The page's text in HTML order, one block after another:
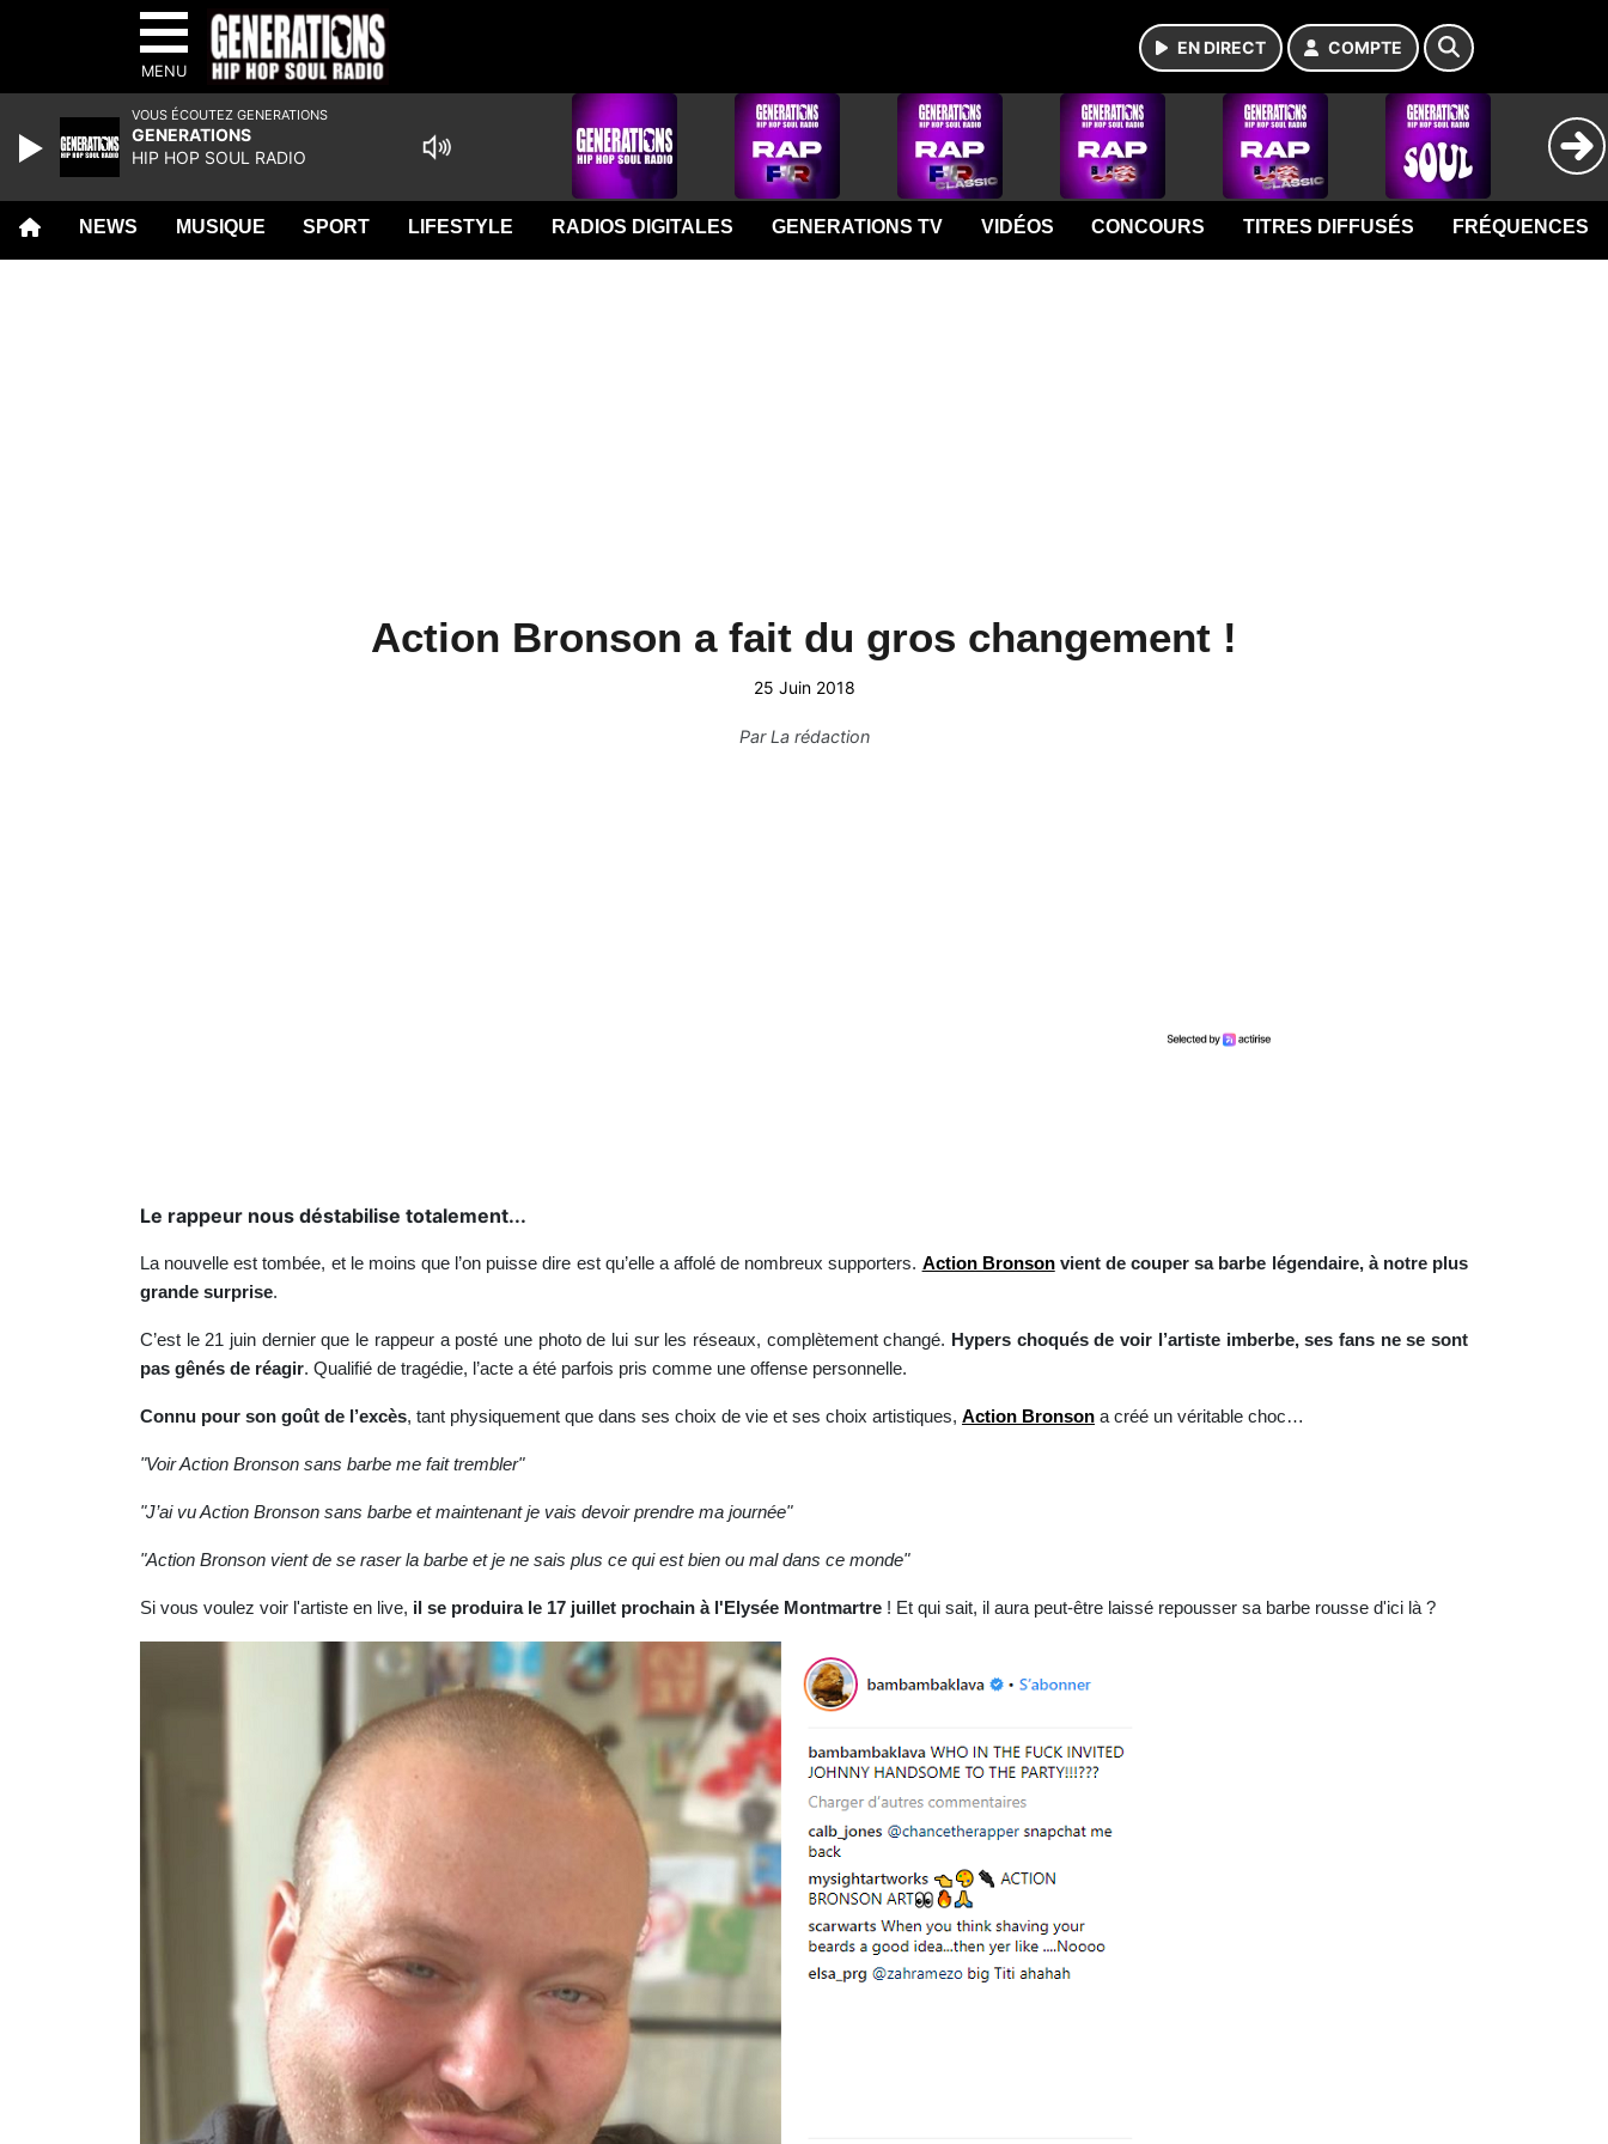
MENU
EN DIRECT COMPTE
NEWS MUSIQUE SPORT LIFESTYLE RADIOS DIGITALES GENERATIONS TV VIDÉOS CONCOURS TITRES DIFFUSÉS FRÉQUENCES
Action Bronson a fait du gros changement !
25 Juin 2018
ParLa rédaction
Le rappeur nous déstabilise totalement...
La nouvelle est tombée, et le moins que l’on puisse dire est qu’elle a affolé de nombreux supporters. Action Bronsonvient de couper sa barbe légendaire, à notre plus
grande surprise.
C’est le 21 juin dernier que le rappeur a posté une photo de lui sur les réseaux, complètement changé. Hypers choqués de voir l’artiste imberbe, ses fans ne se sont
pas gênés de réagir. Qualifié de tragédie, l’acte a été parfois pris comme une offense personnelle.
Connu pour son goût de l’excès, tant physiquement que dans ses choix de vie et ses choix artistiques, Action Bronson a créé un véritable choc…
"Voir Action Bronson sans barbe me fait trembler"
"J’ai vu Action Bronson sans barbe et maintenant je vais devoir prendre ma journée"
"Action Bronson vient de se raser la barbe et je ne sais plus ce qui est bien ou mal dans ce monde"
Si vous voulez voir l'artiste en live, il se produira le 17 juillet prochain à l'Elysée Montmartre ! Et qui sait, il aura peut-être laissé repousser sa barbe rousse d'ici là ?
VOUS ÉCOUTEZ GENERATIONS
GENERATIONS
HIP HOP SOUL RADIO